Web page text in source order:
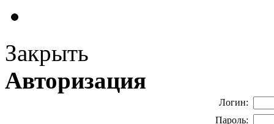
Закрыть
Авторизация
Логин:
Пароль: